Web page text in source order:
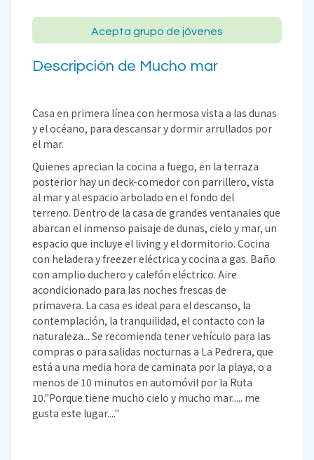
Acepta grupo de jóvenes
Descripción de Mucho mar
Casa en primera línea con hermosa vista a las dunas
y el océano, para descansar y dormir arrullados por
el mar.
Quienes aprecian la cocina a fuego, en la terraza
posterior hay un deck-comedor con parrillero, vista
al mar y al espacio arbolado en el fondo del
terreno. Dentro de la casa de grandes ventanales que
abarcan el inmenso paisaje de dunas, cielo y mar, un
espacio que incluye el living y el dormitorio. Cocina
con heladera y freezer eléctrica y cocina a gas. Baño
con amplio duchero y calefón eléctrico. Aire
acondicionado para las noches frescas de
primavera. La casa es ideal para el descanso, la
contemplación, la tranquilidad, el contacto con la
naturaleza... Se recomienda tener vehículo para las
compras o para salidas nocturnas a La Pedrera, que
está a una media hora de caminata por la playa, o a
menos de 10 minutos en automóvil por la Ruta
10."Porque tiene mucho cielo y mucho mar..... me
gusta este lugar...."